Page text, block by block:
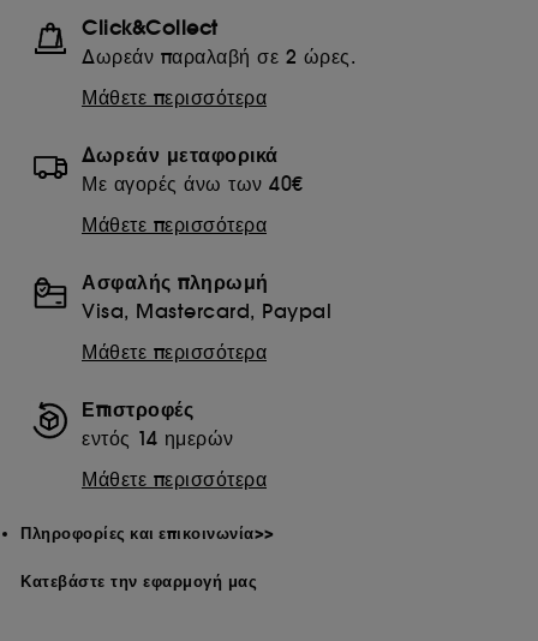
Click&Collect
Δωρεάν παραλαβή σε 2 ώρες.
Μάθετε περισσότερα
Δωρεάν μεταφορικά
Με αγορές άνω των 40€
Μάθετε περισσότερα
Ασφαλής πληρωμή
Visa, Mastercard, Paypal
Μάθετε περισσότερα
Επιστροφές
εντός 14 ημερών
Μάθετε περισσότερα
Πληροφορίες και επικοινωνία>>
Κατεβάστε την εφαρμογή μας